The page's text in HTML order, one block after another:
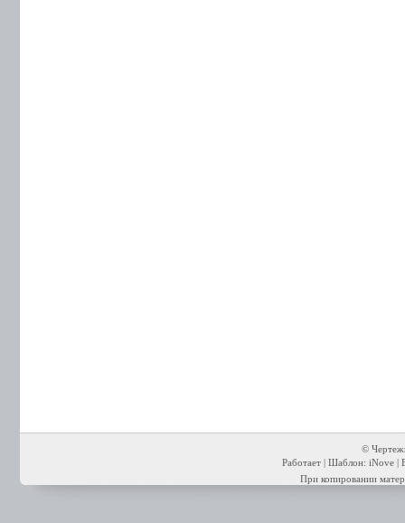
©
Работает | Шаблон: iNove |
При копировании